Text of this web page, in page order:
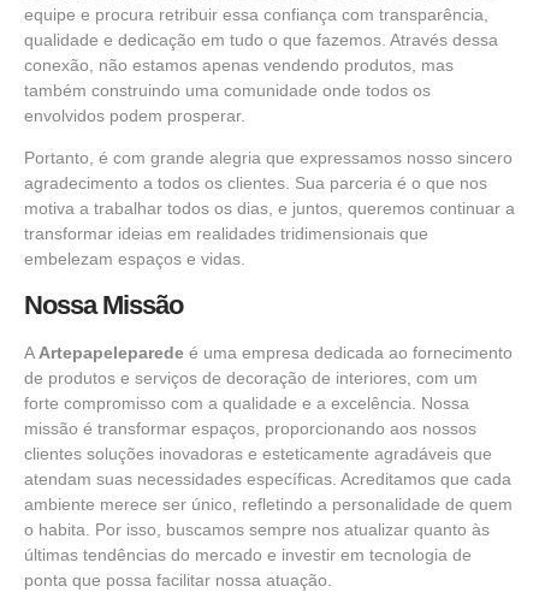
equipe e procura retribuir essa confiança com transparência,
qualidade e dedicação em tudo o que fazemos. Através dessa
conexão, não estamos apenas vendendo produtos, mas
também construindo uma comunidade onde todos os
envolvidos podem prosperar.
Portanto, é com grande alegria que expressamos nosso sincero
agradecimento a todos os clientes. Sua parceria é o que nos
motiva a trabalhar todos os dias, e juntos, queremos continuar a
transformar ideias em realidades tridimensionais que
embelezam espaços e vidas.
Nossa Missão
A Artepapeleparede é uma empresa dedicada ao fornecimento
de produtos e serviços de decoração de interiores, com um
forte compromisso com a qualidade e a excelência. Nossa
missão é transformar espaços, proporcionando aos nossos
clientes soluções inovadoras e esteticamente agradáveis que
atendam suas necessidades específicas. Acreditamos que cada
ambiente merece ser único, refletindo a personalidade de quem
o habita. Por isso, buscamos sempre nos atualizar quanto às
últimas tendências do mercado e investir em tecnologia de
ponta que possa facilitar nossa atuação.